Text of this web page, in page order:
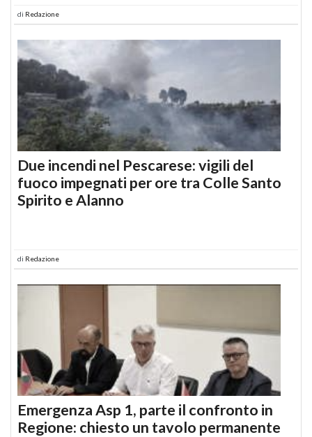
di Redazione
Due incendi nel Pescarese: vigili del
fuoco impegnati per ore tra Colle Santo
Spirito e Alanno
di Redazione
Emergenza Asp 1, parte il confronto in
Regione: chiesto un tavolo permanente